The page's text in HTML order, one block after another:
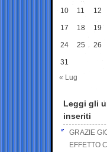
10 11 12
17 18 19
24 25 26
31
« Lug
Leggi gli
inseriti
GRAZIE
EFFETTO